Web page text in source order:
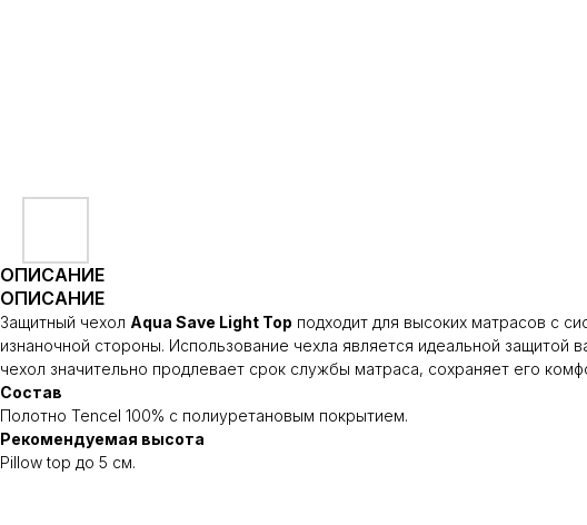
ОПИСАНИЕ
ОПИСАНИЕ
Защитный чехол Aqua Save Light Top подходит для высоких матрасов с
изнаночной стороны. Использование чехла является идеальной
чехол значительно продлевает срок службы матраса, сохраняет его
Состав
Полотно Tencel 100% с полиуретановым покрытием.
Рекомендуемая высота
Pillow top до 5 см.